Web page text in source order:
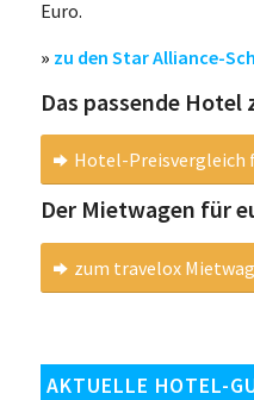
Euro.
» zu den Star Alliance-
Das passende
Hotel-Preisvergleich
Der Mietwagen für
zum travelox
AKTUELLE HOTEL-